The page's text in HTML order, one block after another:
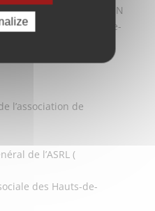
OULIN
, Vice-
solidarité Hauts-de-
l’association de
de l’ASRL (
des Hauts-de-